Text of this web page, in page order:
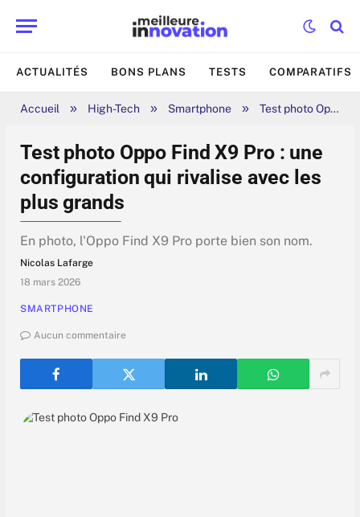
ACTUALITÉS BONS PLANS TESTS COMPARATIFS
Accueil » High-Tech » Smartphone » Test photo Oppo Find X9 Pro : une configuration qui rivalise avec les plus grands
Test photo Oppo Find X9 Pro : une
configuration qui rivalise avec les
plus grands
En photo, l'Oppo Find X9 Pro porte bien son nom.
Nicolas Lafarge
18 mars 2026
SMARTPHONE
Aucun commentaire